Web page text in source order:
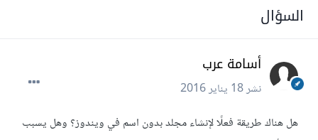
السؤال
أسامة عرب
نشر18 يناير 2016
هل هناك طريقة فعلًا لإنشاء مجلد بدون اسم في ويندوز؟ وهل يسبب